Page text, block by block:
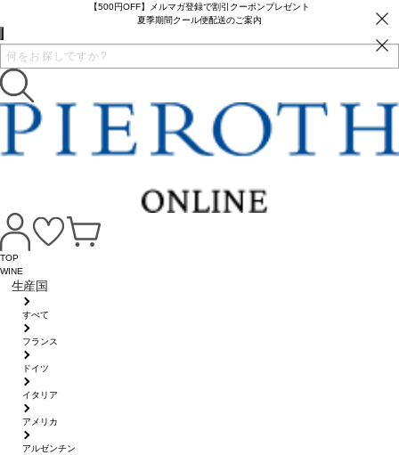
【500円OFF】メルマガ登録で割引クーポンプレゼント
夏季期間クール便配送のご案内
TOP
WINE
生産国
すべて
フランス
ドイツ
イタリア
アメリカ
アルゼンチン